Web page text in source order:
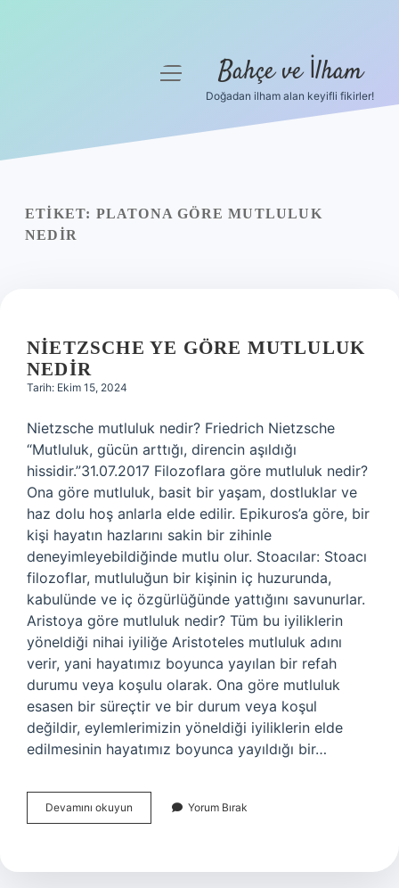
Yasal Uyarı
menüyü
Bahçe ve İlham
Doğadan ilham alan keyifli fikirler!
ETIKET: PLATONA GÖRE MUTLULUK
NEDIR
NIETZSCHE YE GÖRE MUTLULUK
NEDIR
Tarih: Ekim 15, 2024
Nietzsche mutluluk nedir? Friedrich Nietzsche
“Mutluluk, gücün arttığı, direncin aşıldığı
hissidir.”31.07.2017 Filozoflara göre mutluluk nedir?
Ona göre mutluluk, basit bir yaşam, dostluklar ve
haz dolu hoş anlarla elde edilir. Epikuros’a göre, bir
kişi hayatın hazlarını sakin bir zihinle
deneyimleyebildiğinde mutlu olur. Stoacılar: Stoacı
filozoflar, mutluluğun bir kişinin iç huzurunda,
kabulünde ve iç özgürlüğünde yattığını savunurlar.
Aristoya göre mutluluk nedir? Tüm bu iyiliklerin
yöneldiği nihai iyiliğe Aristoteles mutluluk adını
verir, yani hayatımız boyunca yayılan bir refah
durumu veya koşulu olarak. Ona göre mutluluk
esasen bir süreçtir ve bir durum veya koşul
değildir, eylemlerimizin yöneldiği iyiliklerin elde
edilmesinin hayatımız boyunca yayıldığı bir…
Devamını okuyun Nietzsche
Ye
Nedir
Yorum Bırak